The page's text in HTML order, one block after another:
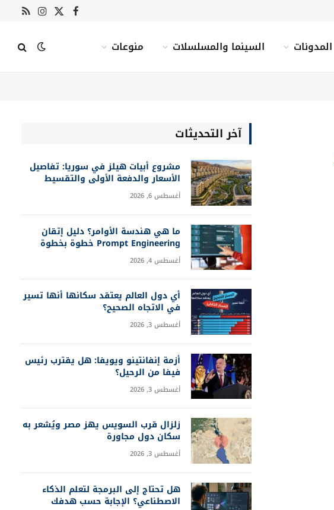
فيسبوك
X الانستغرام
RSS
المدونات السينما والمسلسلات منوعات
آخر التحديثات
مشروع أبيات هيلز في سوريا: تفاصيل
الأسعار والدفعة الأولى والتقسيط
أغسطس 6, 2026
ما هي هندسة الأوامر؟ دليل إتقان
Prompt Engineering خطوة بخطوة
أغسطس 4, 2026
أي دول العالم يعتقد سكانها أنها تسير
في الاتجاه الصحيح؟
أغسطس 3, 2026
أزمة إنفانتينو ويويفا: هل يقترب رئيس
فيفا من الرحيل؟
أغسطس 3, 2026
زلزال قرب السويس يهز مصر ويُشعر به
سكان دول مجاورة
أغسطس 3, 2026
هل تحتاج إلى البرمجة لتعلم الذكاء
الاصطناعي؟ الإجابة حسب هدفك